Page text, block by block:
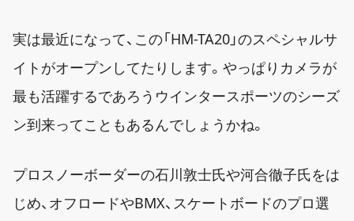
実は最近になって、この「HM-TA20」のスペシャルサ
イトがオープンしてたりします。やっぱりカメラが
最も活躍するであろうウインタースポーツのシーズ
ン到来ってこともあるんでしょうかね。
プロスノーボーダーの石川敦士氏や河合徹子氏をは
じめ、オフロードやBMX、スケートボードのプロ選